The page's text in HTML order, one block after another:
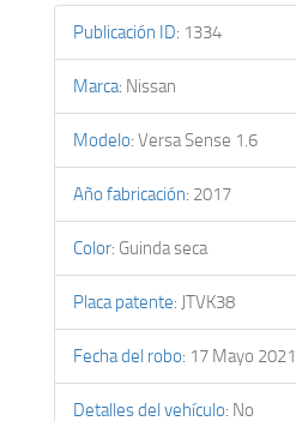
Publicación ID: 1334
Marca: Nissan
Modelo: Versa Sense 1.6
Año fabricación: 2017
Color: Guinda seca
Placa patente: JTVK38
Fecha del robo: 17 Mayo 2021
Detalles del vehículo: No